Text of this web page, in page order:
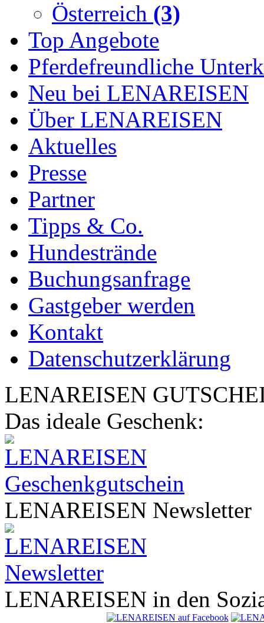
Österreich (3)
Top Angebote
Pferdefreundliche
Neu bei LENAREISEN
Über LENAREISEN
Aktuelles
Presse
Partner
Tipps & Co.
Hundestrände
Buchungsanfrage
Gastgeber werden
Kontakt
Datenschutzerklärung
LENAREISEN
Das ideale Geschenk:
LENAREISEN Newsletter
LENAREISEN in den